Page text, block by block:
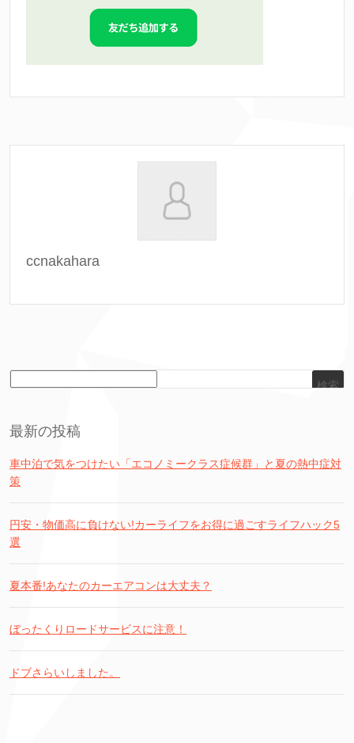
ccnakahara
検索
最新の投稿
車中泊で気をつけたい「エコノミークラス症候群」と夏の熱中症対
策
円安・物価高に負けない!カーライフをお得に過ごすライフハック5
選
夏本番!あなたのカーエアコンは大丈夫？
ぼったくりロードサービスに注意！
ドブさらいしました。